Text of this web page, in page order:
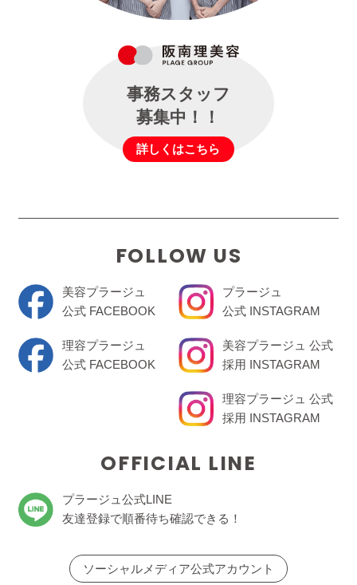
事務スタッフ
募集中！！
詳しくはこちら
FOLLOW US
美容プラージュ
公式 FACEBOOK
理容プラージュ
公式 FACEBOOK
プラージュ
公式 INSTAGRAM
美容プラージュ 公式
採用 INSTAGRAM
理容プラージュ 公式
採用 INSTAGRAM
OFFICIAL LINE
プラージュ公式LINE
友達登録で順番待ち確認できる！
ソーシャルメディア公式アカウント